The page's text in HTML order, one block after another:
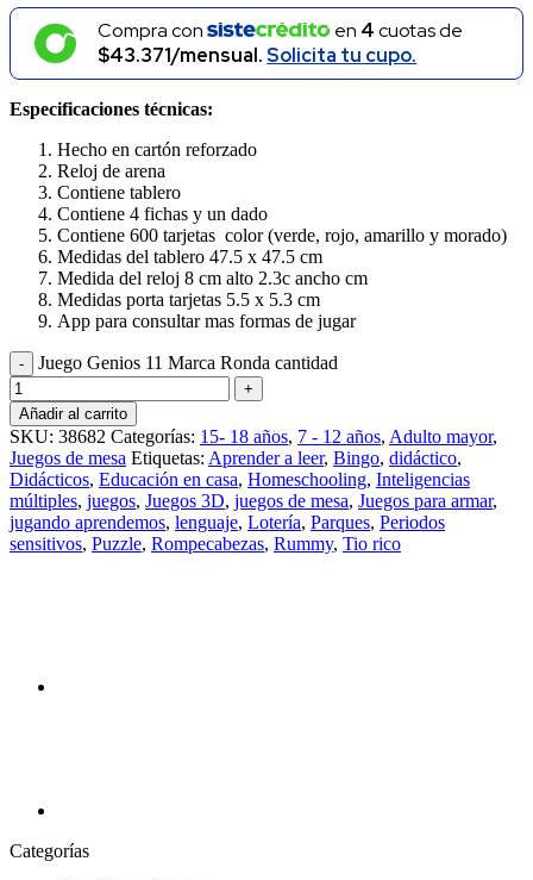
Compra con en 4cuotas de
$43.371/mensual.Solicita tu cupo.
Especificaciones técnicas:
Hecho en cartón reforzado
Reloj de arena
Contiene tablero
Contiene 4 fichas y un dado
Contiene 600 tarjetas color (verde, rojo, amarillo y morado)
Medidas del tablero 47.5 x 47.5 cm
Medida del reloj 8 cm alto 2.3c ancho cm
Medidas porta tarjetas 5.5 x 5.3 cm
App para consultar mas formas de jugar
Juego Genios 11 Marca Ronda cantidad
Añadir al carrito
SKU: 38682 Categorías: 15- 18 años, 7 - 12 años, Adulto mayor,
Juegos de mesa Etiquetas: Aprender a leer, Bingo, didáctico,
Didácticos, Educación en casa, Homeschooling, Inteligencias
múltiples, juegos, Juegos 3D, juegos de mesa, Juegos para armar,
jugando aprendemos, lenguaje, Lotería, Parques, Periodos
sensitivos, Puzzle, Rompecabezas, Rummy, Tio rico
Categorías